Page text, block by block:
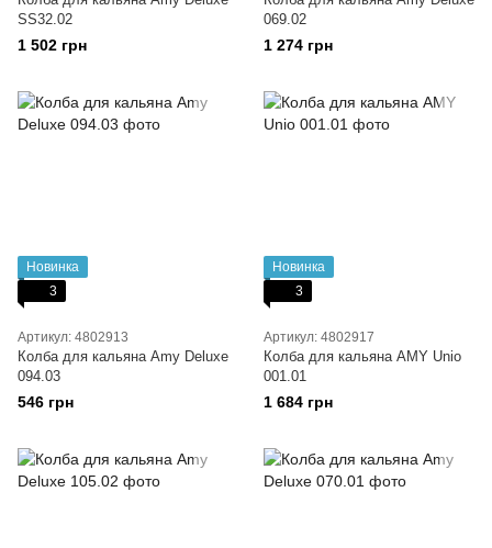
SS32.02
1 502 грн
069.02
1 274 грн
Новинка
3
Артикул: 4802913
Колба для кальяна Amy Deluxe
094.03
546 грн
Новинка
3
Артикул: 4802917
Колба для кальяна AMY Unio
001.01
1 684 грн